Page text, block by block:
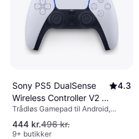
Sony PS5 DualSense
Wireless Controller V2 -
White/Black
4.3
Trådløs Gamepad til Android,
Mobiltelefon, Windows, iOS
444 kr.496 kr.
9+ butikker